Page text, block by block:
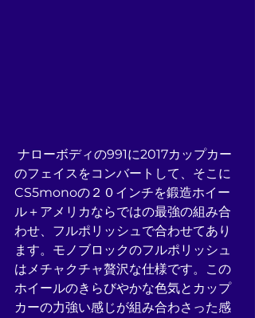
のフェイスをコンバートして、そこに
CS5monoの２０インチを鍛造ホイー
ル＋アメリカならではの最強の組み合
わせ、フルポリッシュで合わせてあり
ます。モノブロックのフルポリッシュ
はメチャクチャ贅沢な仕様です。この
ホイールのきらびやかな色気とカップ
カーの力強い感じが組み合わさった感